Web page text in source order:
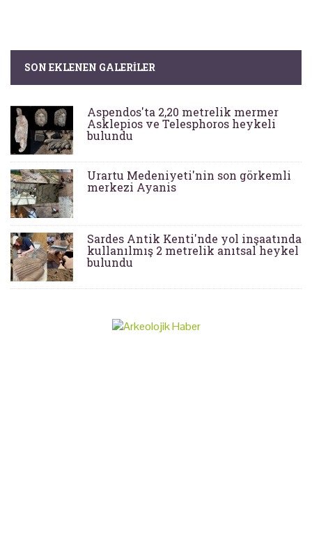
SON EKLENEN GALERILER
Aspendos'ta 2,20 metrelik mermer
Asklepios ve Telesphoros heykeli
bulundu
Urartu Medeniyeti'nin son görkemli
merkezi Ayanis
Sardes Antik Kenti'nde yol inşaatında
kullanılmış 2 metrelik anıtsal heykel
bulundu